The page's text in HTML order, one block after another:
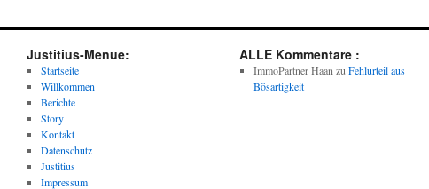
Justitius-Menue:
Startseite
Willkommen
Berichte
Story
Kontakt
Datenschutz
Justitius
Impressum
ALLE Kommentare :
ImmoPartner Haan zu Fehlurteil aus
Bösartigkeit